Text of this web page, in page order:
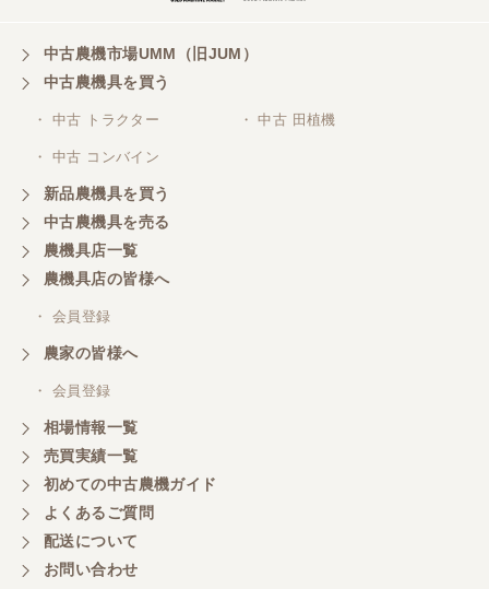
東京都／がーさん
その日に評価しましたが届いてませんか？ 届いてな
ければ再度送信しますが。 大橋粉砕機です。
東京都／がーさん
なんだかんだ積み込みまでして頂き助かりました！
東京都／おちゃ
いいたします。
東京都／もっくん
担当者さんの対応が素晴らしい！ とても気分の良
しています。
中古農機市場UMM（旧JUM）
中古農機具を買う
・ 中古 トラクター ・ 中古 田植機
・ 中古 コンバイン
新品農機具を買う
中古農機具を売る
農機具店一覧
農機具店の皆様へ
・ 会員登録
農家の皆様へ
・ 会員登録
相場情報一覧
売買実績一覧
初めての中古農機ガイド
よくあるご質問
配送について
お問い合わせ